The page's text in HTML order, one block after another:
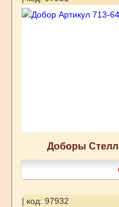
Доборы
| код: 97932